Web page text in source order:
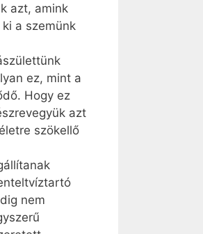
azt, amink
a szemünk
ez, mint a
Hogy ez
azt
szökellő
nem